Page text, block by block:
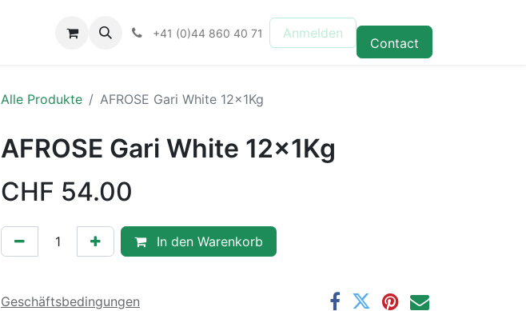
+41 (0)44 860 40 71 Anmelden
Contact
Alle Produkte AFROSE Gari White 12x1Kg
AFROSE Gari White 12x1Kg
CHF 54.00
In den Warenkorb
Geschäftsbedingungen